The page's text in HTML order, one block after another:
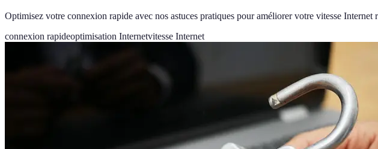
Optimisez votre connexion rapide avec nos astuces pratiques pour améliorer votre vitesse Internet
connexion rapideoptimisation Internetvitesse Internet